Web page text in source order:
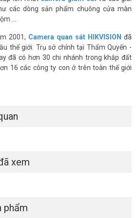
nhiệt HIKVISION bao gồm:
Dome DS-2TD1217B-6/PA or DS-
2908ZJ hoặc DS-2909ZJ
G4A
Nhiệt giúp đo thân nhiệt cơ thể người gần
Hàng …. Đây là bước phát hiện & sàng lọc
để tiến hành cách ly những người nghi
hệ HOTLINE 1900 9259 để được hỗ trợ
các dòng sản phẩm chuông cửa màn
...
2001, Camera quan sát HIKVISION đã
thế giới. Trụ sở chính tại Thẩm Quyến -
đã có hơn 30 chi nhánh trong khắp đất
16 các công ty con ở trên toàn thế giới
xem
phẩm